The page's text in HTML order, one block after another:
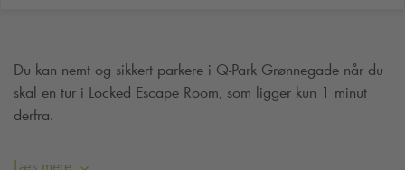
Du kan nemt og sikkert parkere i Q-Park Grønnegade når du
skal en tur i Locked Escape Room, som ligger kun 1 minut
derfra.
Læs mere